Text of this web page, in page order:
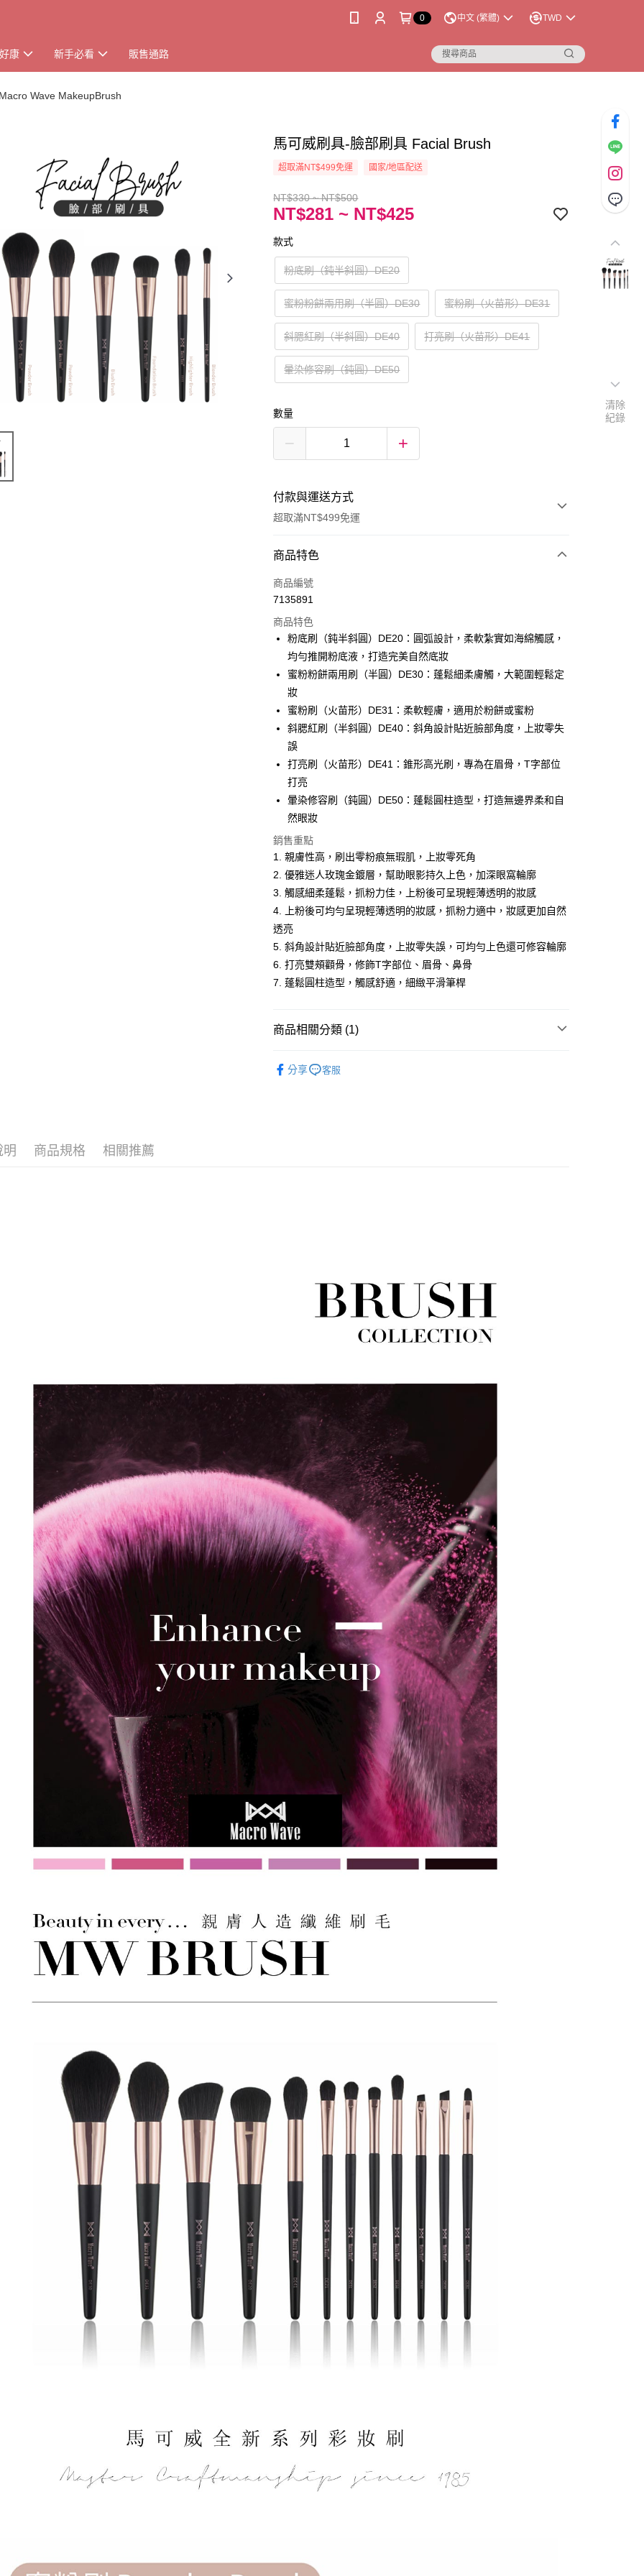
0 中文 (繁體) TWD
康 新手必看 販售通路
Wave MakeupBrush
馬可威刷具-臉部刷具 Facial Brush
超取滿NT$499免運 國家/地區配送
NT$330 ~ NT$500
NT$281 ~ NT$425
款式
粉底刷（鈍半斜圓）DE20
蜜粉粉餅兩用刷（半圓）DE30 蜜粉刷（火苗形）DE31
斜腮紅刷（半斜圓）DE40 打亮刷（火苗形）DE41
暈染修容刷（鈍圓）DE50
數量
付款與運送方式
超取滿NT$499免運
付款方式
信用卡一次付款
3 期 0 利率 每期 21家銀行
合作金庫商業銀行
第一商業銀行
華南商業銀行
彰化商業銀行
國泰世華商業銀行
臺灣中小企業銀行
台中商業銀行
匯豐（台灣）商業銀行
華泰商業銀行
聯邦商業銀行
元大商業銀行
永豐商業銀行
台新國際商業銀行
台灣樂天信用卡公司
6 期 0 利率 每期NT$46
合作金庫商業銀行
第一商業銀行
華南商業銀行
上海商業儲蓄銀行
台北富邦商業銀行
臺灣中小企業銀行
台中商業銀行
匯豐（台灣）商業銀行
聯邦商業銀行
遠東國際商業銀行
元大商業銀行
玉山商業銀行
星展（台灣）商業銀行
台灣樂天信用卡公司
超商取貨付款
LINE Pay
Apple Pay
街口支付
悠遊付
Google Pay
全盈+PAY
AFTEE先享後付
相關說明
【關於「AFTEE先享後付」】
AFTEE先享後付是「在收到商品之後才付款」的支付方式。 讓您購物簡單
便利好安心！
１．簡單：不需註冊會員、不需綁卡、不需儲值。
２．便利：只要手機號碼，簡訊認證，即可結帳。
３．安心：先確認商品／服務後，再付款。
【「AFTEE先享後付」結帳流程】
２．訂單成立數日內，您將收到繳費通知簡訊。
３．收到繳費通知簡訊後14天內，點擊此簡訊中的連結，可透過四大超商
※ 請注意：結帳手續完成當下不需立刻繳費，但若您需要取消訂單，請聯
絡購買商品的店家。未經商家同意取消之訂單仍視為有效，需透過AFTEE
即時審查核予不同之上限額度；若仍有額度不足之情形，本公司將視審查
結果請求用戶進行身份認證。
５．嚴禁一人註冊多個帳號或使用他人資訊註冊。若發現惡意使用之情
ATM付款
貨到付款
運送方式
每筆NT$60，滿NT$499(含以上)免運費
每筆NT$60，滿NT$699(含以上)免運費
商品特色
商品編號
7135891
商品特色
粉底刷（鈍半斜圓）DE20：圓弧設計，柔軟紮實如海綿觸感，
均勻推開粉底液，打造完美自然底妝
蜜粉粉餅兩用刷（半圓）DE30：蓬鬆細柔膚觸，大範圍輕鬆定
妝
蜜粉刷（火苗形）DE31：柔軟輕膚，適用於粉餅或蜜粉
斜腮紅刷（半斜圓）DE40：斜角設計貼近臉部角度，上妝零失
誤
打亮刷（火苗形）DE41：錐形高光刷，專為在眉骨，T字部位
打亮
暈染修容刷（鈍圓）DE50：蓬鬆圓柱造型，打造無邊界柔和自
然眼妝
銷售重點
1. 親膚性高，刷出零粉痕無瑕肌，上妝零死角
2. 優雅迷人玫瑰金鍍層，幫助眼影持久上色，加深眼窩輪廓
3. 觸感細柔蓬鬆，抓粉力佳，上粉後可呈現輕薄透明的妝感
4. 上粉後可均勻呈現輕薄透明的妝感，抓粉力適中，妝感更加自然
透亮
5. 斜角設計貼近臉部角度，上妝零失誤，可均勻上色還可修容輪廓
6. 打亮雙頰顴骨，修飾T字部位、眉骨、鼻骨
7. 蓬鬆圓柱造型，觸感舒適，細緻平滑筆桿
商品相關分類 (1)
MakeupBrush
分享 客服
明 商品規格 相關推薦
清除
紀錄